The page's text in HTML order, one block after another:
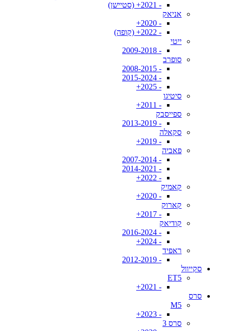
- 2021+ (סטיישן)
אניאק
- 2020+
- 2022+ (קופה)
ייטי
- 2009-2018
סופרב
- 2008-2015
- 2015-2024
- 2025+
סיטיגו
- 2011+
ספייסבק
- 2013-2019
סקאלה
- 2019+
פאביה
- 2007-2014
- 2014-2021
- 2022+
קאמיק
- 2020+
קארוק
- 2017+
קודיאק
- 2016-2024
- 2024+
ראפיד
- 2012-2019
סקייוול
ET5
- 2021+
סרס
M5
- 2023+
סרס 3